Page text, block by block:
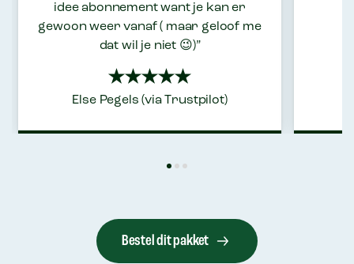
idee abonnement want je kan er
gewoon weer vanaf ( maar geloof me
dat wil je niet 😉)”
Else Pegels (via Trustpilot)
Bestel dit pakket